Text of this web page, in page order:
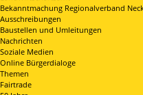
Bekanntmachung Regionalverband
Ausschreibungen
Baustellen und Umleitungen
Nachrichten
Soziale Medien
Online Bürgerdialoge
Themen
Fairtrade